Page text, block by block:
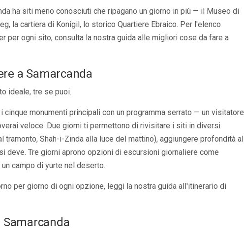
ha siti meno conosciuti che ripagano un giorno in più — il Museo di
la cartiera di Konigil, lo storico Quartiere Ebraico. Per l'elenco
per ogni sito, consulta la nostra guida alle migliori cose da fare a
a Samarcanda
ideale, tre se puoi.
cinque monumenti principali con un programma serrato — un visitatore
veloce. Due giorni ti permettono di rivisitare i siti in diversi
tramonto, Shah-i-Zinda alla luce del mattino), aggiungere profondità al
deve. Tre giorni aprono opzioni di escursioni giornaliere come
campo di yurte nel deserto.
per giorno di ogni opzione, leggi la nostra guida all'itinerario di